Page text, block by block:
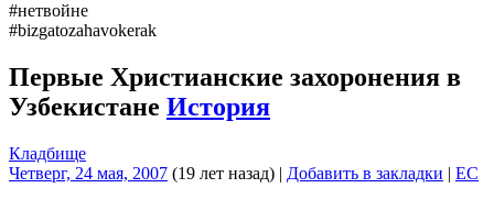
#нетвойне
#bizgatozahavokerak
Первые Христианские захоронения в
Узбекистане История
Кладбище
Четверг, 24 мая, 2007 (19 лет назад) | Добавить в закладки | EC